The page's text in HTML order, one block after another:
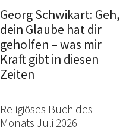
Georg Schwikart: Geh,
dein Glaube hat dir
geholfen – was mir
Kraft gibt in diesen
Zeiten
Religiöses Buch des
Monats Juli 2026